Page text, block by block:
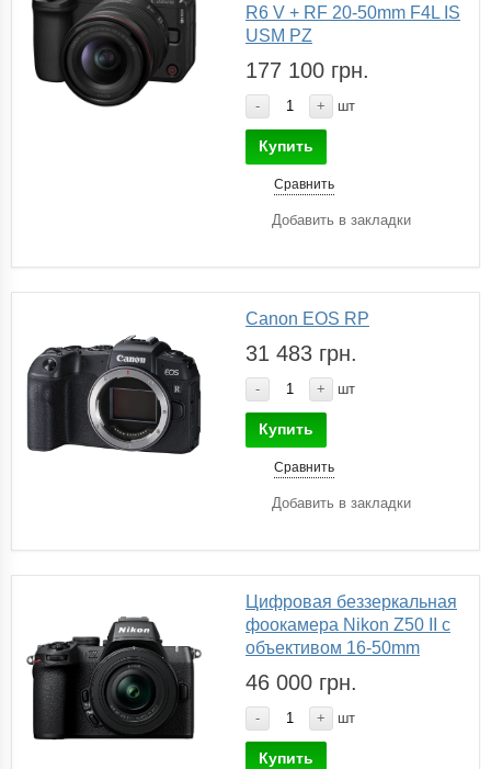
R6 V + RF 20-50mm F4L IS
USM PZ
177 100 грн.
- + шт
Купить
Сравнить
Добавить в закладки
Canon EOS RP
31 483 грн.
- + шт
Купить
Сравнить
Добавить в закладки
Цифровая беззеркальная
фоокамера Nikon Z50 II с
объективом 16-50mm
46 000 грн.
- + шт
Купить